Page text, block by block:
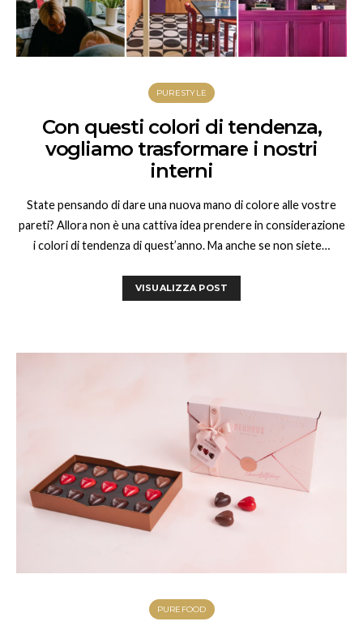
PURESTYLE
Con questi colori di tendenza,
vogliamo trasformare i nostri
interni
State pensando di dare una nuova mano di colore alle vostre
pareti? Allora non è una cattiva idea prendere in considerazione
i colori di tendenza di quest’anno. Ma anche se non siete…
VISUALIZZA POST
PUREFOOD